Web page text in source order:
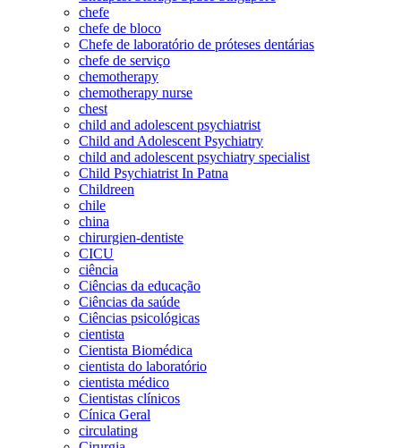
chefe
chefe de bloco
Chefe de laboratório de próteses dentárias
chefe de serviço
chemotherapy
chemotherapy nurse
chest
child and adolescent psychiatrist
Child and Adolescent Psychiatry
child and adolescent psychiatry specialist
Child Psychiatrist In Patna
Childreen
chile
china
chirurgien-dentiste
CICU
ciência
Ciências da educação
Ciências da saúde
Ciências psicológicas
cientista
Cientista Biomédica
cientista do laboratório
cientista médico
Cientistas clínicos
Cínica Geral
circulating